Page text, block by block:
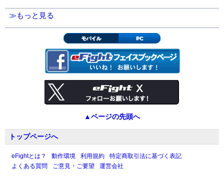
≫もっと見る
モバイル PC
▲ページの先頭へ
トップページへ
eFightとは？ 動作環境 利用規約
特定商取引法に基づく表記
よくある質問
ご意見・ご要望 運営会社